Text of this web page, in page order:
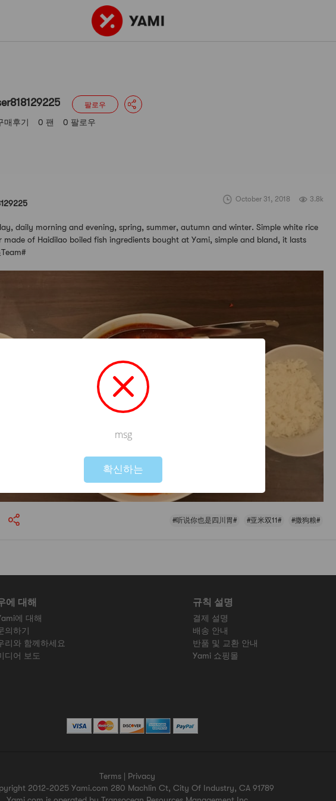
팔로우
매후기 0 팬 0 팔로우
3.8k
October 31, 2018
daily morning and evening, spring, summer, autumn and winter. Simple white rice
made of Haidilao boiled fish ingredients bought at Yami, simple and bland, it lasts
#撒狗粮#
#亚米双11#
#听说你也是四川胃#
에 대해
에 대해
의하기
리와 함께하세요
디어 보도
규칙 설명
결제 설명
배송 안내
반품 및 교환 안내
Yami 쇼핑몰
Terms | Privacy
2012-2025 Yami.com 280 Machlin Ct, City Of Industry, CA 91789
msg
확신하는